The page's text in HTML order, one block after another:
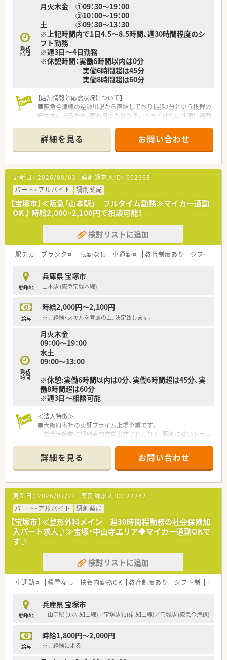
勤務
時間
月火木金 ①09：30～19：00
②10：00～19：00
土 ③09：30～13：30
※上記時間内で1日4.5～8.5時間、週30時間程度のシ
フト勤務
※週3日～4日勤務
※休憩時間：実働6時間以内は0分
実働6時間超は45分
実働8時間超は60分
【店舗情報と応需状況について】
■阪急今津線の逆瀬川駅から直結しており徒歩2分という抜群の
好立地にあるため、雨の日でも濡れることなく非常に快適に通勤
■処方箋は近隣の整形外科や皮膚科、内科消化器内科などから1
日60枚から80枚程度を応需しており、地域に密着した医療を提
供しています。
■現場は常時2名から4名の体制で運営されており、一人あたり
の業務負担が適切に管理されているため、落ち着いて服薬指導に
専念できます。
【法人特徴について】
■1999年に設立され大阪を中心に近畿圏で約90店舗を展開して
おり、主にクリニック門前のマンツーマン型やモール型出店を得
意とします。
■2025年にスギHDのグループ傘下に入ったことで、大手ならで
はの充実した教育制度や福利厚生と地域密着の温かさが融合し
た法人です。
しいノルマを課すことがないため離職率が非常に低いです。
【想定される業務内容】
た調剤業務を行い、患者様の健康を支える地域のかかりつけ機能
を担います。
通り揃っており、正確な監査やスムーズな調剤が行える環境が整
備されています。
■人員配置は状況に合わせてグループ内で都度見直しが行われ
ており、特定の職員に過度な負担がかからないよう相互に助け合
詳細を見る お問い合わせ
更新日： 2026/08/03 薬剤師求人ID： 602968
パート・アルバイト
調剤薬局
【宝塚市】≪阪急「山本駅」｜フルタイム勤務≫マイカー通勤
OK♪時給2,000~2,100円で相談可能！
検討リストに追加
駅チカ ブランク可 転勤なし 車通勤可 教育制度あり シフト制
勤務地
兵庫県 宝塚市
山本駅 (阪急宝塚本線)
給与
時給2,000円～2,100円
※ご経験・スキルを考慮の上、決定致します。
勤務
時間
月火木金
09：00～19：00
水土
09:00〜13:00
※休憩:実働6時間以内は0分、実働6時間超は45分、実
働8時間超は60分
※週3日～相談可能
＜法人特徴＞
■大阪府本社の東証プライム上場企業です。
総合病院前に調剤専門店を出店されたりと、調剤に強いドラッ
■全売上の20％が調剤でカバーできるような経営方針があり、
今後調剤薬局店舗を新規・併設化で増やしていく為、
積極的に薬剤師さんを募集されております。
■1人あたりの処方箋枚数は約20枚ほどで、ゆとりあるご勤務が
可能です。
また、ラウンダー勤務者・エリアマネージャーがいるため、
急なお休みなどの応援体制がしっかりしています。
■上場企業ならではの財形貯蓄や社員持株制度、社員買い物割引
など
乗せきれないほどの数々の福利厚生もございます。
んでいます
詳細を見る お問い合わせ
更新日： 2026/07/24 薬剤師求人ID： 22282
パート・アルバイト
調剤薬局
【宝塚市】≪整形外科メイン｜週30時間程勤務の社会保険加
入パート求人♪≫宝塚・中山寺エリア◆マイカー通勤OKで
す♪
検討リストに追加
車通勤可 積雪なし 扶養内勤務OK 教育制度あり シフト制 大手
勤務地
兵庫県 宝塚市
中山寺駅 (JR福知山線)／宝塚駅 (JR福知山線)／宝塚駅 (阪急今津線)
給与
時給1,800円～2,000円
※ご経験による